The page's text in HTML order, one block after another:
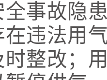
事故隐
违法用
整改；